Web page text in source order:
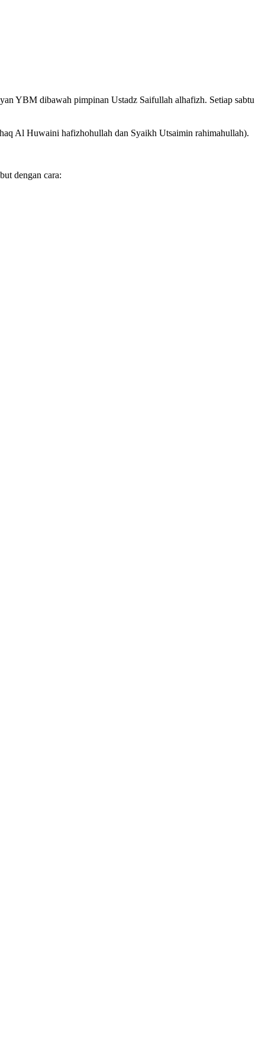
YBM dibawah pimpinan Ustadz Saifullah alhafizh. Setiap sabtu
Al Huwaini hafizhohullah dan Syaikh Utsaimin rahimahullah).
dengan cara: